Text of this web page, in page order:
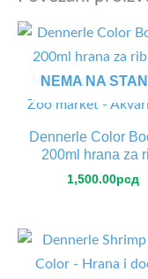
NEMA NA
Dennerle Color
200ml hrana za
1,500.00рсд